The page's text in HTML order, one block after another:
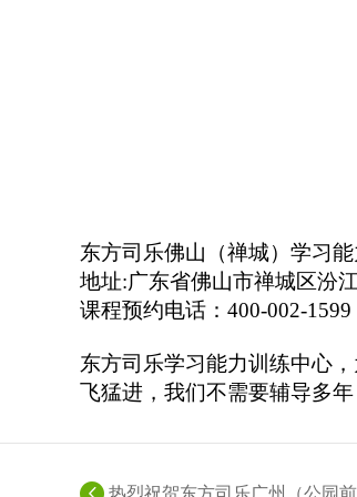
东方司乐佛山（禅城）学习
地址:广东省佛山市禅城区汾
课程预约电话： 400-002-1599
东方司乐学习能力训练中心
飞猛进，我们不需要辅导多
热烈祝贺东方司乐广州（公园